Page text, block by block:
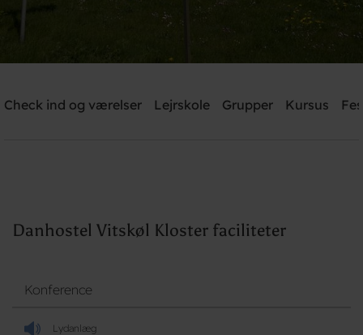
Brug for hjælp? Ring +45 5135 7765
Check ind og værelser Lejrskole Grupper Kursus
Danhostel Vitskøl Kloster faciliteter
Konference
Lydanlæg